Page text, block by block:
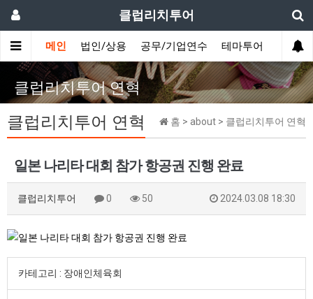
클럽리치투어
메인 법인/상용 공무/기업연수 테마투어 데이투
클럽리치투어 연혁
홈 > about > 클럽리치투어 연혁
클럽리치투어 연혁
일본 나리타 대회 참가 항공권 진행 완료
클럽리치투어 0 50 2024.03.08 18:30
카테고리 : 장애인체육회